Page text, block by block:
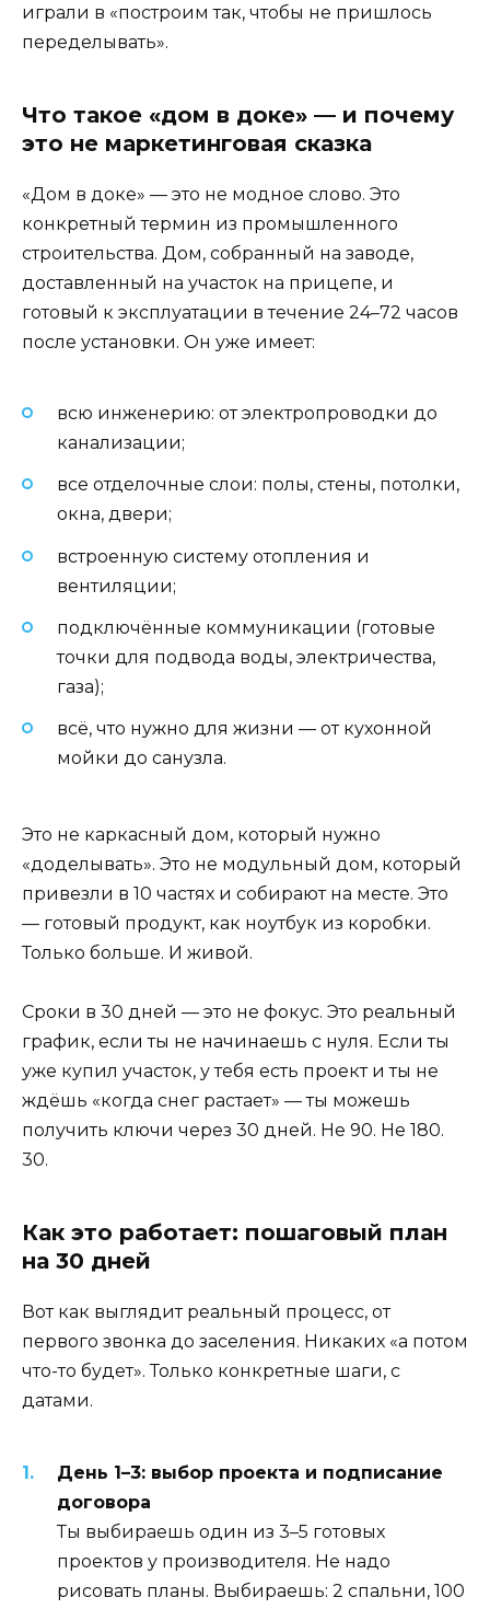
играли в «построим так, чтобы не пришлось
переделывать».
Что такое «дом в доке» — и почему
это не маркетинговая сказка
«Дом в доке» — это не модное слово. Это
конкретный термин из промышленного
строительства. Дом, собранный на заводе,
доставленный на участок на прицепе, и
готовый к эксплуатации в течение 24–72 часов
после установки. Он уже имеет:
всю инженерию: от электропроводки до
канализации;
все отделочные слои: полы, стены, потолки,
окна, двери;
встроенную систему отопления и
вентиляции;
подключённые коммуникации (готовые
точки для подвода воды, электричества,
газа);
всё, что нужно для жизни — от кухонной
мойки до санузла.
Это не каркасный дом, который нужно
«доделывать». Это не модульный дом, который
привезли в 10 частях и собирают на месте. Это
— готовый продукт, как ноутбук из коробки.
Только больше. И живой.
Сроки в 30 дней — это не фокус. Это реальный
график, если ты не начинаешь с нуля. Если ты
уже купил участок, у тебя есть проект и ты не
ждёшь «когда снег растает» — ты можешь
получить ключи через 30 дней. Не 90. Не 180.
30.
Как это работает: пошаговый план
на 30 дней
Вот как выглядит реальный процесс, от
первого звонка до заселения. Никаких «а потом
что-то будет». Только конкретные шаги, с
датами.
День 1–3: выбор проекта и подписание
договора
Ты выбираешь один из 3–5 готовых
проектов у производителя. Не надо
рисовать планы. Выбираешь: 2 спальни, 100